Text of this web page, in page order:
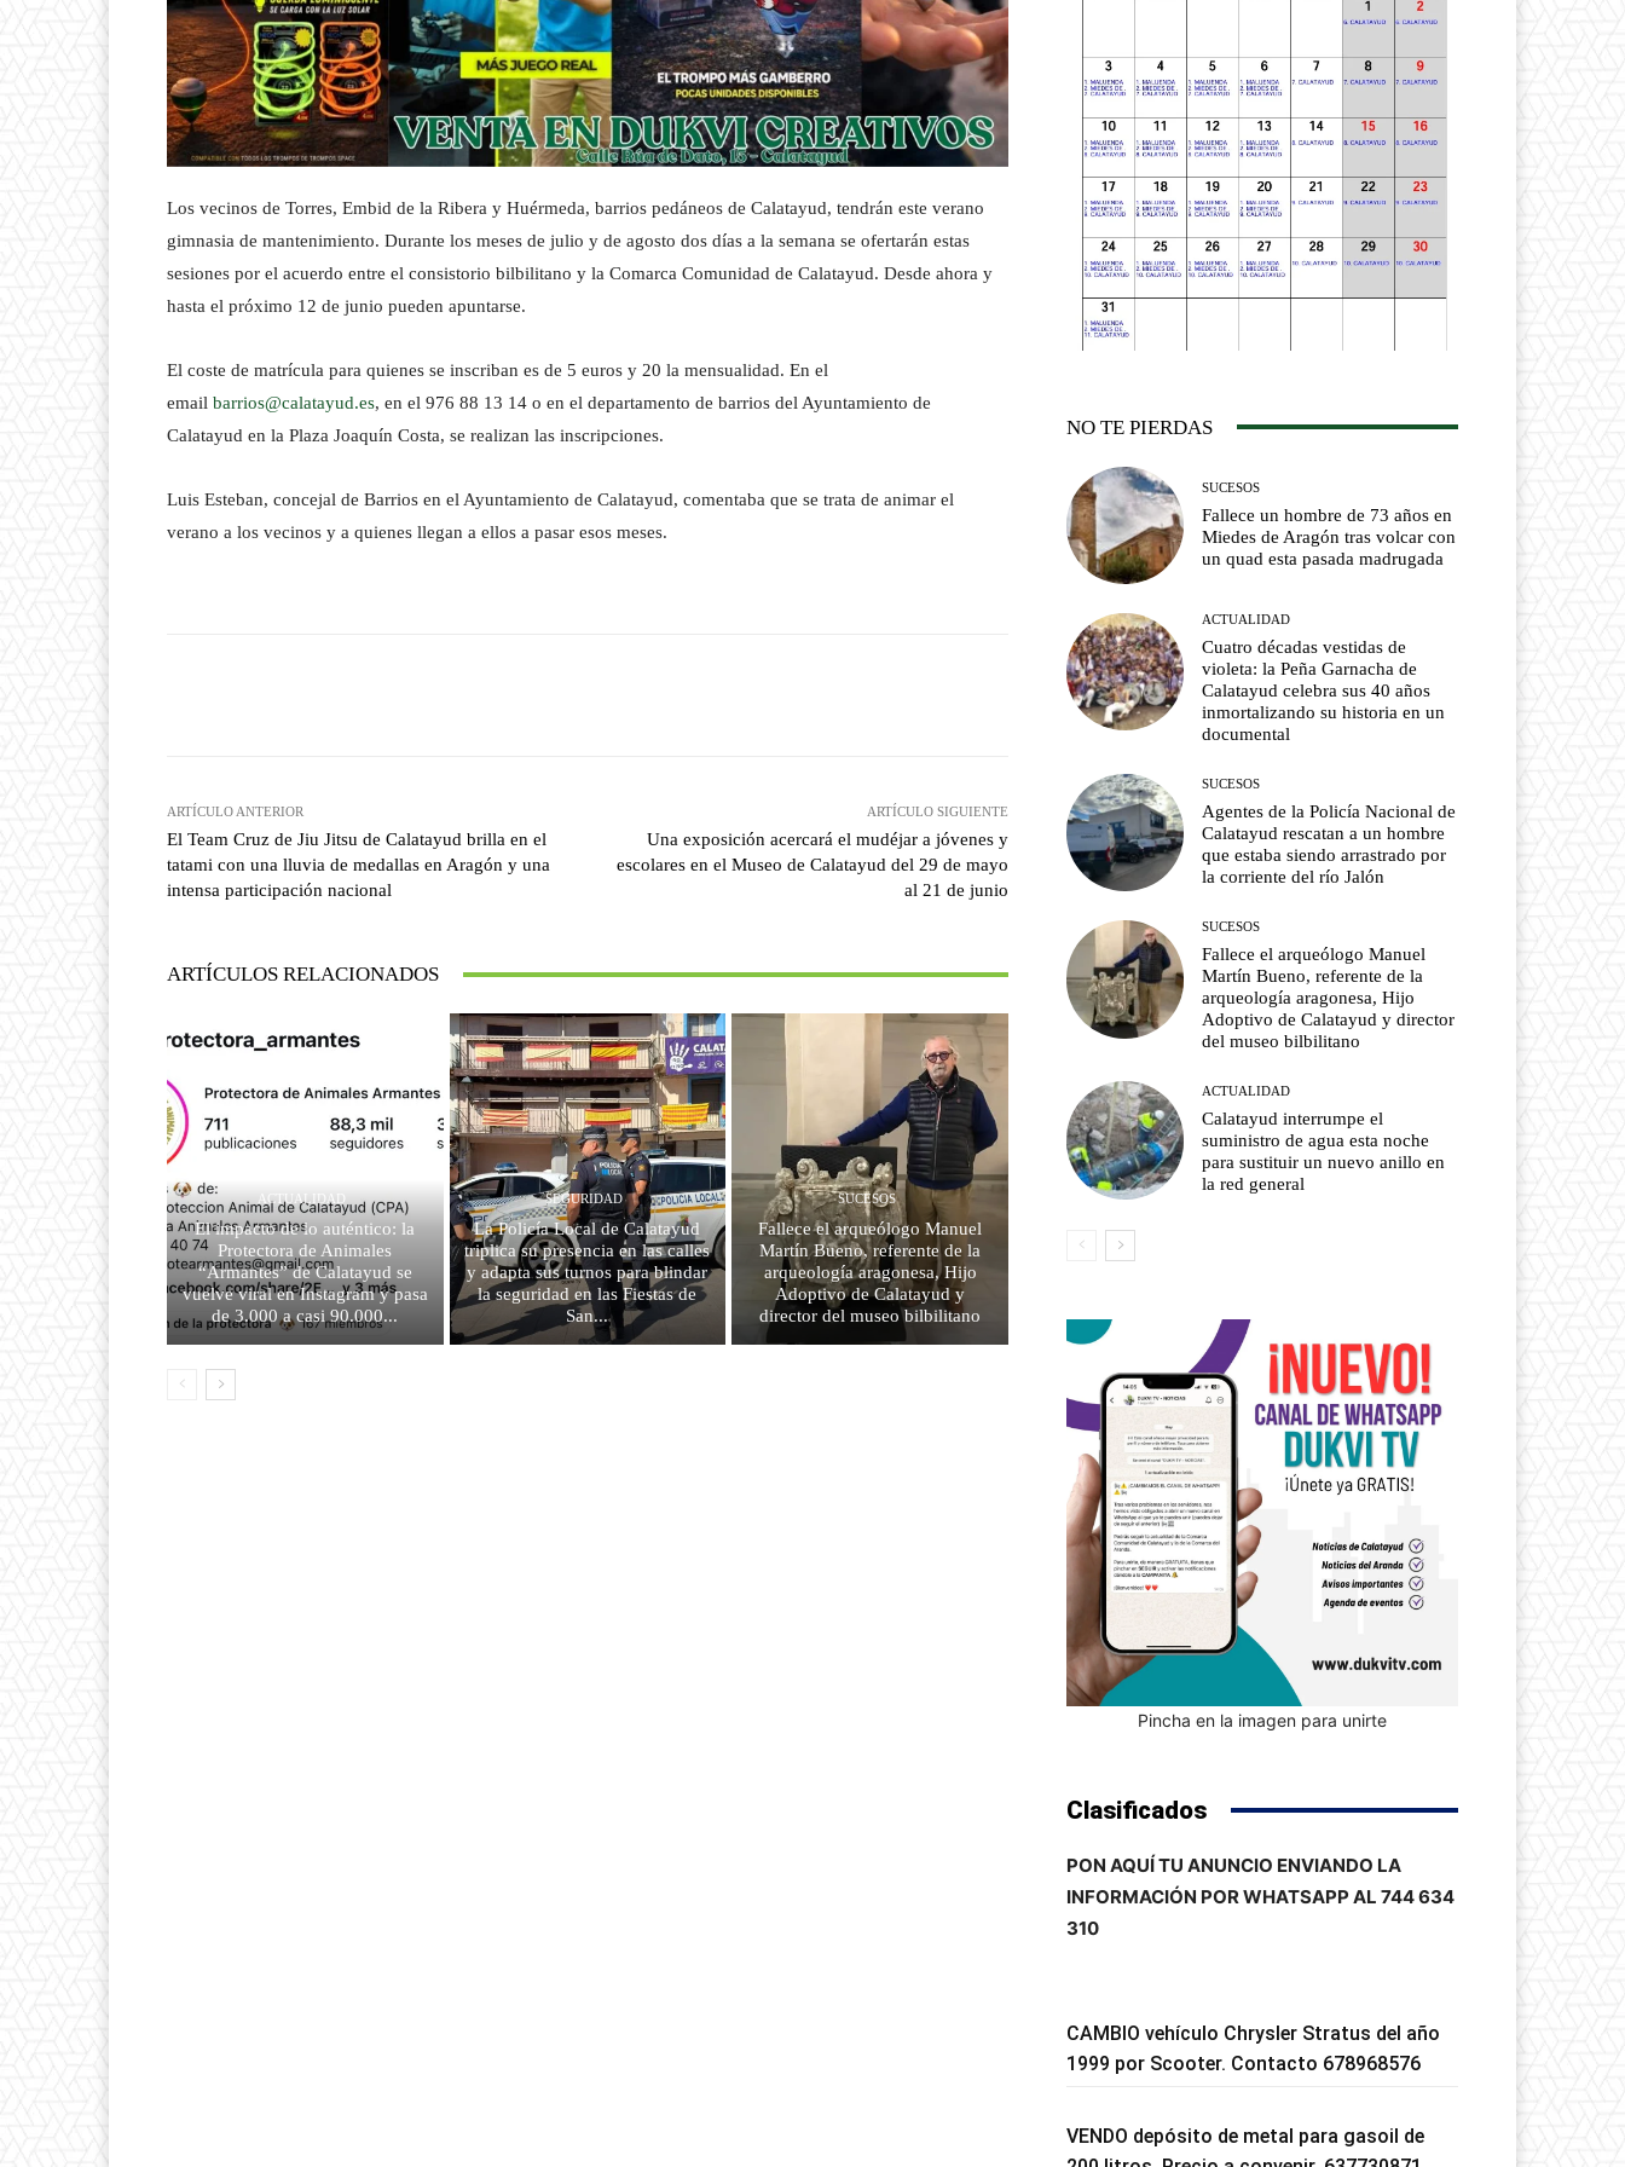
Los vecinos de Torres, Embid de la Ribera y Huérmeda, barrios pedáneos de Calatayud, tendrán este verano
gimnasia de mantenimiento. Durante los meses de julio y de agosto dos días a la semana se ofertarán estas
sesiones por el acuerdo entre el consistorio bilbilitano y la Comarca Comunidad de Calatayud. Desde ahora y
hasta el próximo 12 de junio pueden apuntarse.
El coste de matrícula para quienes se inscriban es de 5 euros y 20 la mensualidad. En el
email barrios@calatayud.es, en el 976 88 13 14 o en el departamento de barrios del Ayuntamiento de
Calatayud en la Plaza Joaquín Costa, se realizan las inscripciones.
Luis Esteban, concejal de Barrios en el Ayuntamiento de Calatayud, comentaba que se trata de animar el
verano a los vecinos y a quienes llegan a ellos a pasar esos meses.
ARTÍCULO ANTERIOR
El Team Cruz de Jiu Jitsu de Calatayud brilla en el
tatami con una lluvia de medallas en Aragón y una
intensa participación nacional
ARTÍCULO SIGUIENTE
Una exposición acercará el mudéjar a jóvenes y
escolares en el Museo de Calatayud del 29 de mayo
al 21 de junio
ARTÍCULOS RELACIONADOS
ACTUALIDAD
El impacto de lo auténtico: la
Protectora de Animales
“Armantes” de Calatayud se
vuelve viral en Instagram y pasa
de 3.000 a casi 90.000...
SEGURIDAD
La Policía Local de Calatayud
triplica su presencia en las calles
y adapta sus turnos para blindar
la seguridad en las Fiestas de
San...
SUCESOS
Fallece el arqueólogo Manuel
Martín Bueno, referente de la
arqueología aragonesa, Hijo
Adoptivo de Calatayud y
director del museo bilbilitano
NO TE PIERDAS
SUCESOS
Fallece un hombre de 73 años en
Miedes de Aragón tras volcar con
un quad esta pasada madrugada
ACTUALIDAD
Cuatro décadas vestidas de
violeta: la Peña Garnacha de
Calatayud celebra sus 40 años
inmortalizando su historia en un
documental
SUCESOS
Agentes de la Policía Nacional de
Calatayud rescatan a un hombre
que estaba siendo arrastrado por
la corriente del río Jalón
SUCESOS
Fallece el arqueólogo Manuel
Martín Bueno, referente de la
arqueología aragonesa, Hijo
Adoptivo de Calatayud y director
del museo bilbilitano
ACTUALIDAD
Calatayud interrumpe el
suministro de agua esta noche
para sustituir un nuevo anillo en
la red general
Pincha en la imagen para unirte
Clasificados
PON AQUÍ TU ANUNCIO ENVIANDO LA
INFORMACIÓN POR WHATSAPP AL 744 634
310
CAMBIO vehículo Chrysler Stratus del año
1999 por Scooter. Contacto 678968576
VENDO depósito de metal para gasoil de